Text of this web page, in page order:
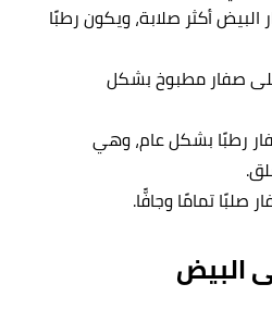
البيض أكثر صلابة، ويكون رطبًا
صفار مطبوخ بشكل
رطبًا بشكل عام، وهي
البيض